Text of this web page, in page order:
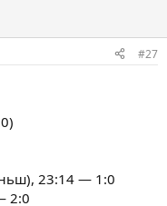
#27
23:14 — 1:0
2:0